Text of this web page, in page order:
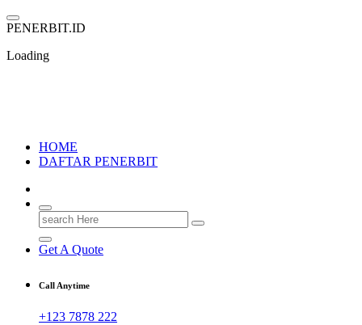
Skip
to
PENERBIT.ID
Loading
HOME
DAFTAR PENERBIT
Search
for:
Get A Quote
Call Anytime
+123 7878 222